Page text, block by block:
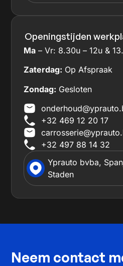
Openingstijden
Ma – Vr: 8.30u – 12u &
Zaterdag: Op Afspraak
Zondag: Gesloten
+32 469 12 20 17
+32 497 88 14 32
Yprauto bvba,
Staden
Neem contact